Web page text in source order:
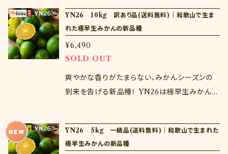
ぎながら、ゆら早生より早い9月に旬を迎えます。
この品種ならではの爽やかな味わい、シャクっと
した食感を秋の味覚としてお楽しみくださいませ
♪ ※注意点※ 当商品は訳あり品であるため、
風傷等のみかんも入りますが、品質に問題はご
ざいません。 生ものであるためお届け日の指定
商品の交換は致しかねます。
YN26 10kg 訳あり品(送料無料)｜和歌山で生ま
れた極早生みかんの新品種
¥6,490
SOLD OUT
爽やかな香りがたまらない、みかんシーズンの
到来を告げる新品種！ YN26は極早生みかんの
ぎながら、ゆら早生より早い9月に旬を迎えます。
この品種ならではの爽やかな味わい、シャクっと
YN26 5kg 一級品(送料無料)｜和歌山で生まれた
極早生みかんの新品種